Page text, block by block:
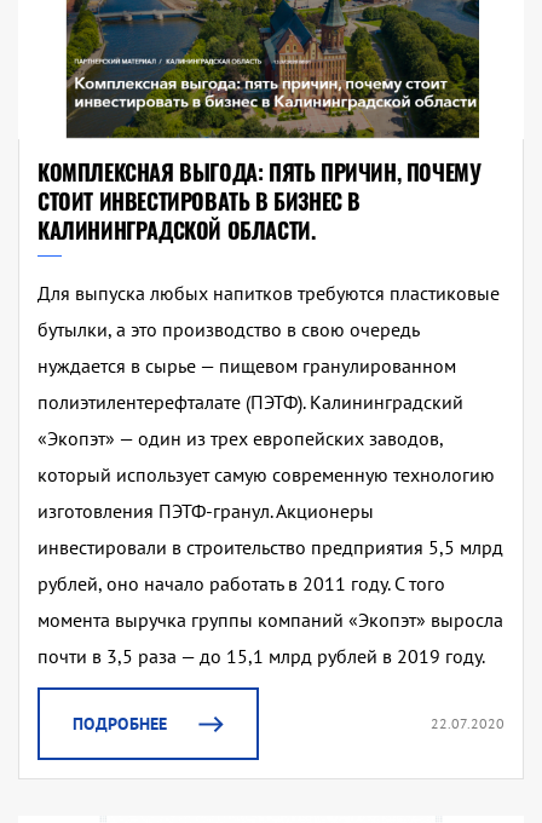
КОМПЛЕКСНАЯ ВЫГОДА: ПЯТЬ ПРИЧИН, ПОЧЕМУ
СТОИТ ИНВЕСТИРОВАТЬ В БИЗНЕС В
КАЛИНИНГРАДСКОЙ ОБЛАСТИ.
Для выпуска любых напитков требуются пластиковые
бутылки, а это производство в свою очередь
нуждается в сырье — пищевом гранулированном
полиэтилентерефталате (ПЭТФ). Калининградский
«Экопэт» — один из трех европейских заводов,
который использует самую современную технологию
изготовления ПЭТФ-гранул. Акционеры
инвестировали в строительство предприятия 5,5 млрд
рублей, оно начало работать в 2011 году. С того
момента выручка группы компаний «Экопэт» выросла
почти в 3,5 раза — до 15,1 млрд рублей в 2019 году.
ПОДРОБНЕЕ 22.07.2020